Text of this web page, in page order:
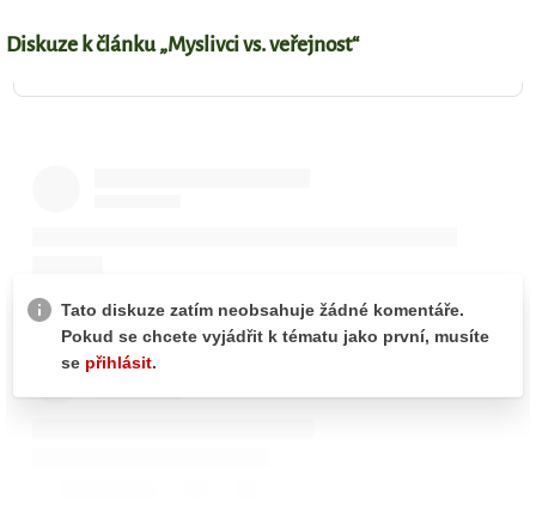
Diskuze k článku „Myslivci vs. veřejnost“